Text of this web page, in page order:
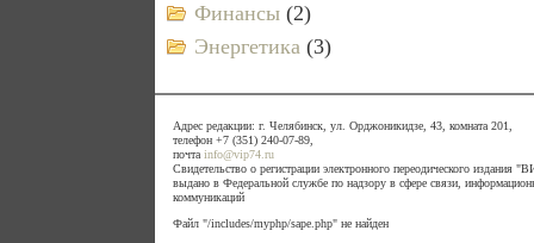
Финансы (2)
Энергетика (3)
Адрес редакции: г. Челябинск, ул. Орджоникидзе, 43, комната 201,
телефон +7 (351) 240-07-89,
почта info@vip74.ru
Свидетельство о регистрации электронного переодического
выдано в Федеральной службе по надзору в сфере связи,
коммуникаций
Файл "/includes/myphp/sape.php" не найден